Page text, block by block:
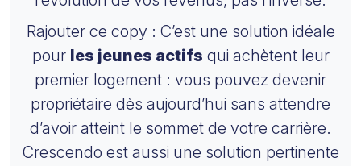
Rajouter ce copy : C’est une solution idéale
pour les jeunes actifs qui achètent leur
premier logement : vous pouvez devenir
propriétaire dès aujourd’hui sans attendre
d’avoir atteint le sommet de votre carrière.
Crescendo est aussi une solution pertinente